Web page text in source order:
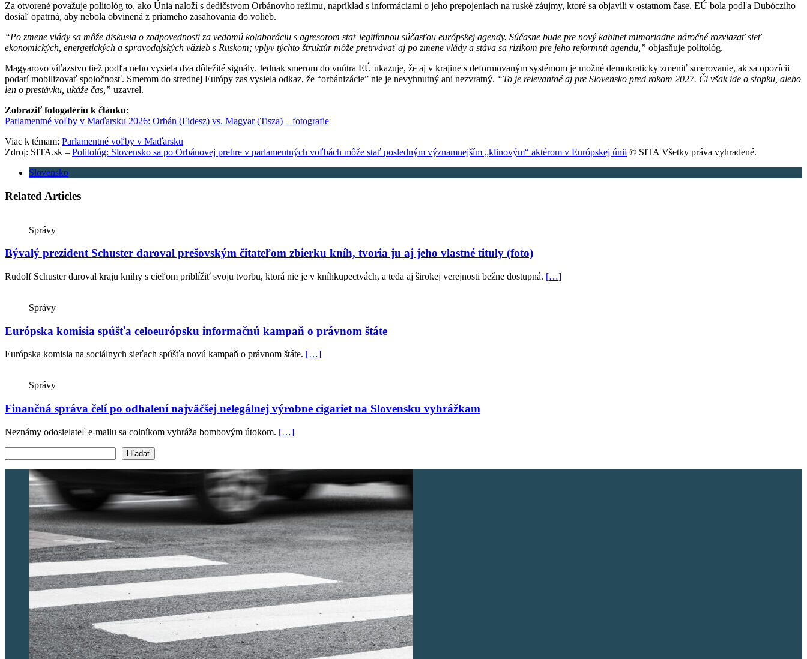
Za otvorené považuje politológ to, ako Únia naloží s dedičstvom Orbánovho režimu, napríklad s informáciami o jeho prepojeniach na ruské záujmy, ktoré sa objavili v ostatnom čase. EÚ bola podľa Dubócziho
dosiaľ opatrná, aby nebola obvinená z priameho zasahovania do volieb.
“Po zmene vlády sa môže diskusia o zodpovednosti za vedomú kolaboráciu s agresorom stať legitímnou súčasťou európskej agendy. Súčasne bude pre nový kabinet mimoriadne náročné rozviazať sieť
ekonomických, energetických a spravodajských väzieb s Ruskom; vplyv týchto štruktúr môže pretrvávať aj po zmene vlády a stáva sa rizikom pre jeho reformnú agendu,” objasňuje politológ.
Magyarovo víťazstvo tiež podľa neho vysiela dva dôležité signály. Jednak smerom do vnútra EÚ ukazuje, že aj v krajine s deformovaným systémom je možné demokraticky zmeniť smerovanie, ak sa opozícii
podarí mobilizovať spoločnosť. Smerom do strednej Európy zas vysiela odkaz, že “orbánizácie” nie je nevyhnutný ani nezvratný. “To je relevantné aj pre Slovensko pred rokom 2027. Či však ide o stopku, alebo
len o prestávku, ukáže čas,” uzavrel.
Zobraziť fotogalériu k článku:
Parlamentné voľby v Maďarsku 2026: Orbán (Fidesz) vs. Magyar (Tisza) – fotografie
Viac k témam: Parlamentné voľby v Maďarsku
Zdroj: SITA.sk – Politológ: Slovensko sa po Orbánovej prehre v parlamentných voľbách môže stať posledným významnejším „klinovým“ aktérom v Európskej únii © SITA Všetky práva vyhradené.
Slovensko
Related Articles
Správy
Bývalý prezident Schuster daroval prešovským čitateľom zbierku kníh, tvoria ju aj jeho vlastné tituly (foto)
Rudolf Schuster daroval kraju knihy s cieľom priblížiť svoju tvorbu, ktorá nie je v kníhkupectvách, a teda aj širokej verejnosti bežne dostupná. […]
Správy
Európska komisia spúšťa celoeurópsku informačnú kampaň o právnom štáte
Európska komisia na sociálnych sieťach spúšťa novú kampaň o právnom štáte. […]
Správy
Finančná správa čelí po odhalení najväčšej nelegálnej výrobne cigariet na Slovensku vyhrážkam
Neznámy odosielateľ e-mailu sa colníkom vyhráža bombovým útokom. […]
Hľadať